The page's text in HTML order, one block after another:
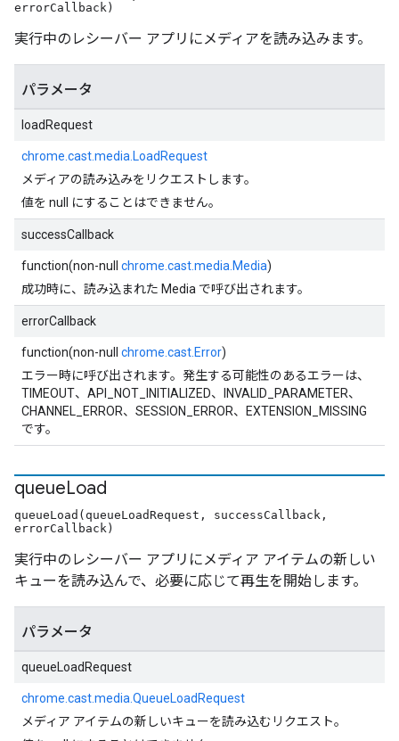
errorCallback)
実行中のレシーバー アプリにメディアを読み込みます。
パラメータ
loadRequest
chrome.cast.media.LoadRequest
メディアの読み込みをリクエストします。
値を null にすることはできません。
successCallback
function(non-null chrome.cast.media.Media)
成功時に、読み込まれた Media で呼び出されます。
errorCallback
function(non-null chrome.cast.Error)
エラー時に呼び出されます。発生する可能性のあるエラーは、
TIMEOUT、API_NOT_INITIALIZED、INVALID_PARAMETER、
CHANNEL_ERROR、SESSION_ERROR、EXTENSION_MISSING
です。
queueLoad
queueLoad(queueLoadRequest, successCallback,
errorCallback)
実行中のレシーバー アプリにメディア アイテムの新しい
キューを読み込んで、必要に応じて再生を開始します。
パラメータ
queueLoadRequest
chrome.cast.media.QueueLoadRequest
メディア アイテムの新しいキューを読み込むリクエスト。